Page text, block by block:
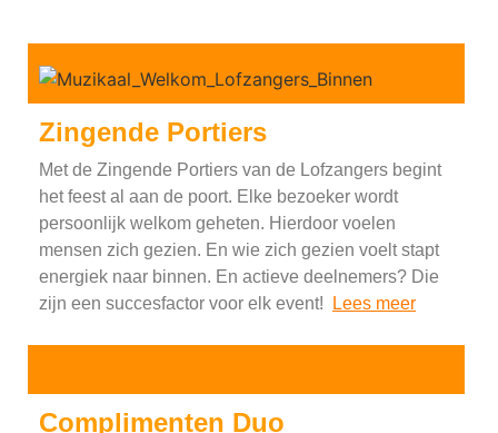
Zingende Portiers
Met de Zingende Portiers van de Lofzangers begint
het feest al aan de poort. Elke bezoeker wordt
persoonlijk welkom geheten. Hierdoor voelen
mensen zich gezien. En wie zich gezien voelt stapt
energiek naar binnen. En actieve deelnemers? Die
zijn een succesfactor voor elk event!
Lees meer
Complimenten Duo